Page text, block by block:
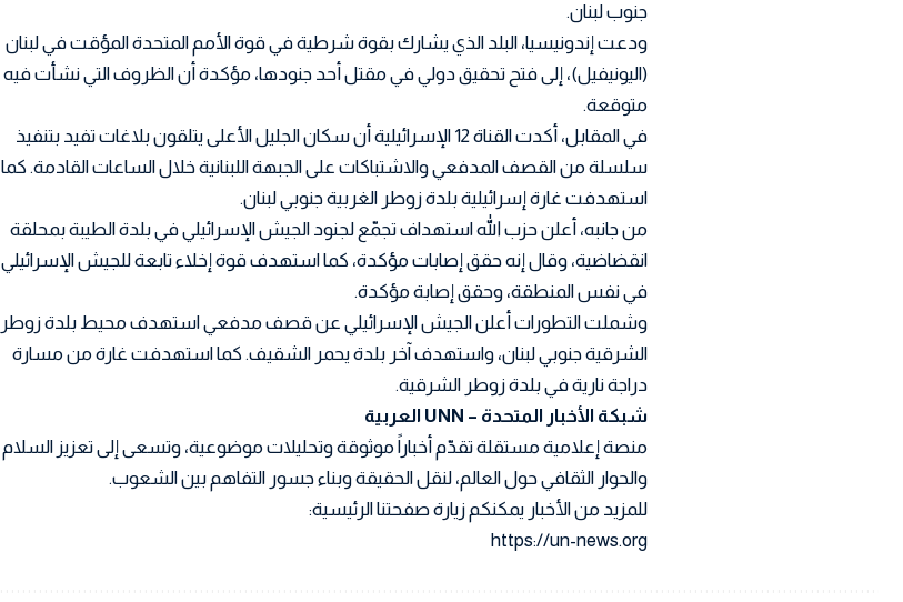
جنوب لبنان.
ودعت إندونيسيا، البلد الذي يشارك بقوة شرطية في قوة الأمم المتحدة المؤقت في لبنان
(اليونيفيل)، إلى فتح تحقيق دولي في مقتل أحد جنودها، مؤكدة أن الظروف التي نشأت فيه
متوقعة.
في المقابل، أكدت القناة 12 الإسرائيلية أن سكان الجليل الأعلى يتلقون بلاغات تفيد بتنفيذ
سلسلة من القصف المدفعي والاشتباكات على الجبهة اللبنانية خلال الساعات القادمة. كما
استهدفت غارة إسرائيلية بلدة زوطر الغربية جنوبي لبنان.
من جانبه، أعلن حزب الله استهداف تجمّع لجنود الجيش الإسرائيلي في بلدة الطيبة بمحلقة
انقضاضية، وقال إنه حقق إصابات مؤكدة، كما استهدف قوة إخلاء تابعة للجيش الإسرائيلي
في نفس المنطقة، وحقق إصابة مؤكدة.
وشملت التطورات أعلن الجيش الإسرائيلي عن قصف مدفعي استهدف محيط بلدة زوطر
الشرقية جنوبي لبنان، واستهدف آخر بلدة يحمر الشقيف. كما استهدفت غارة من مسارة
دراجة نارية في بلدة زوطر الشرقية.
شبكة الأخبار المتحدة – UNN العربية
منصة إعلامية مستقلة تقدّم أخباراً موثوقة وتحليلات موضوعية، وتسعى إلى تعزيز السلام
والحوار الثقافي حول العالم، لنقل الحقيقة وبناء جسور التفاهم بين الشعوب.
للمزيد من الأخبار يمكنكم زيارة صفحتنا الرئيسية:
https://un-news.org